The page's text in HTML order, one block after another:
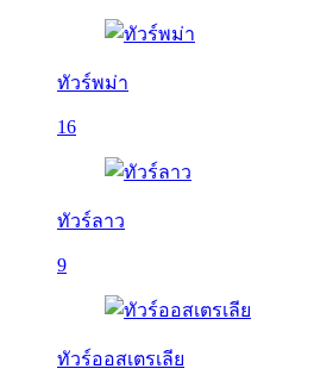
ทัวร์พม่า
16
ทัวร์ลาว
9
ทัวร์ออสเตรเลีย